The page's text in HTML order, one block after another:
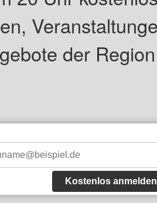
der
Kostenlos anmelden